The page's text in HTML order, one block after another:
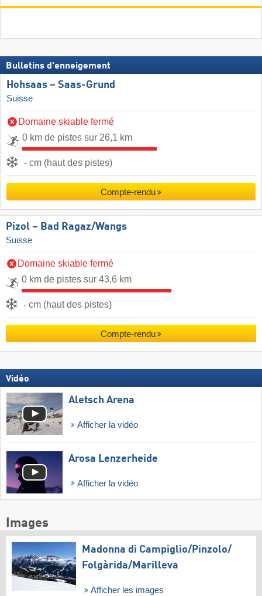
Bulletins d'enneigement
Hohsaas – Saas-Grund
Suisse
Domaine skiable fermé
0 km de pistes sur 26,1 km
- cm (haut des pistes)
Compte-rendu
Pizol – Bad Ragaz/​Wangs
Suisse
Domaine skiable fermé
0 km de pistes sur 43,6 km
- cm (haut des pistes)
Compte-rendu
Vidéo
Aletsch Arena
Afficher la vidéo
Arosa Lenzerheide
Afficher la vidéo
Images
Madonna di Campiglio/​Pinzolo/​
Folgàrida/​Marilleva
Afficher les images